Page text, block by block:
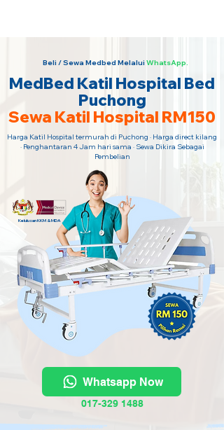
Beli / Sewa Medbed Melalui WhatsApp.
MedBed Katil Hospital Bed
Puchong
Sewa Katil Hospital RM150
Harga Katil Hospital termurah di Puchong · Harga direct kilang
· Penghantaran 4 Jam hari sama · Sewa Dikira Sebagai
Pembelian
Kelulusan KKM & MDA
Whatsapp Now
017-329 1488